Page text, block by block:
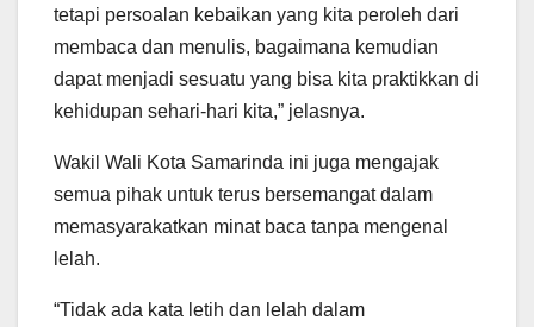
tetapi persoalan kebaikan yang kita peroleh dari
membaca dan menulis, bagaimana kemudian
dapat menjadi sesuatu yang bisa kita praktikkan di
kehidupan sehari-hari kita,” jelasnya.
Wakil Wali Kota Samarinda ini juga mengajak
semua pihak untuk terus bersemangat dalam
memasyarakatkan minat baca tanpa mengenal
lelah.
“Tidak ada kata letih dan lelah dalam